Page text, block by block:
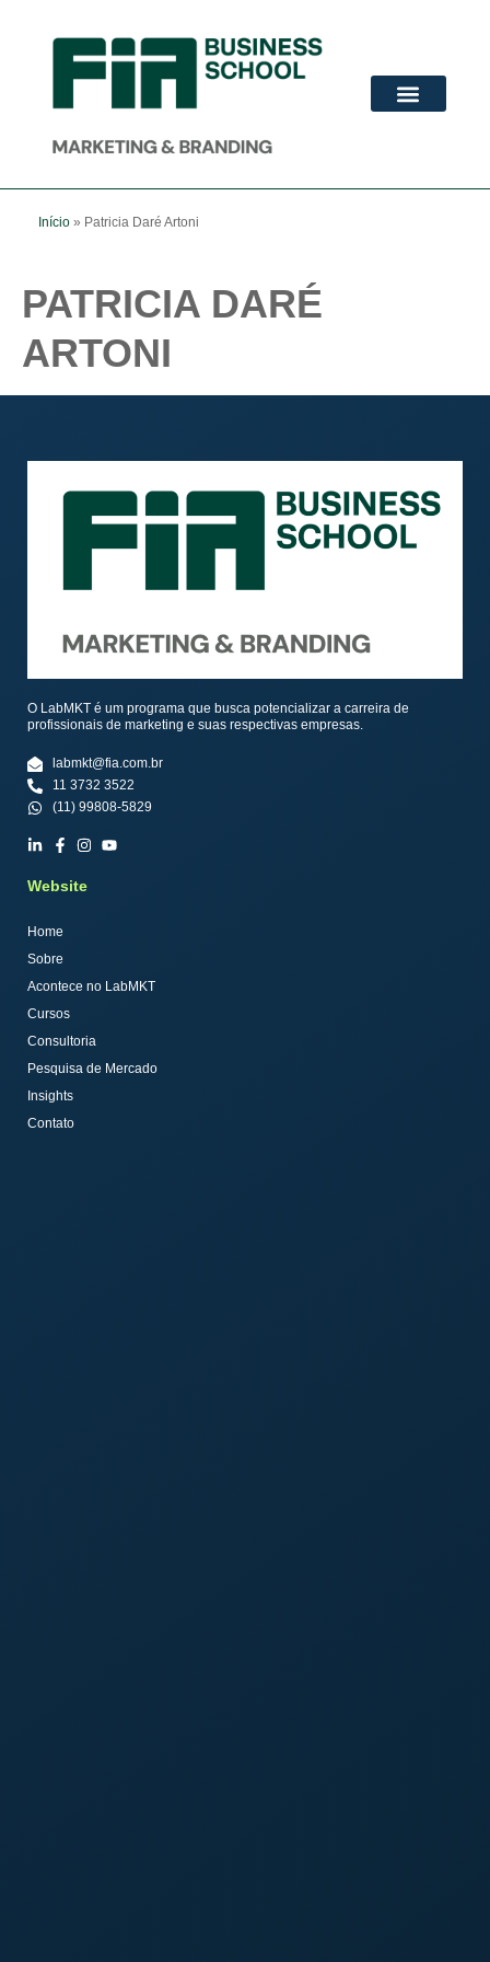
Início » Patricia Daré Artoni
PATRICIA DARÉ
ARTONI
O LabMKT é um programa que busca potencializar a carreira de
profissionais de marketing e suas respectivas empresas.
labmkt@fia.com.br
11 3732 3522
(11) 99808-5829
Website
Home
Sobre
Acontece no LabMKT
Cursos
Consultoria
Pesquisa de Mercado
Insights
Contato